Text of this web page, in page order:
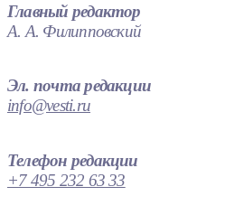
Главный редактор
А. А. Филипповский
Эл. почта редакции
info@vesti.ru
Телефон редакции
+7 495 232 63 33